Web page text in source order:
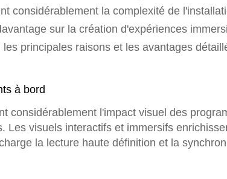
considérablement la complexité de
sur la création d'expériences
principales raisons et les avantages
à bord
considérablement l'impact visuel des
Les visuels interactifs et immersifs
la lecture haute définition et la